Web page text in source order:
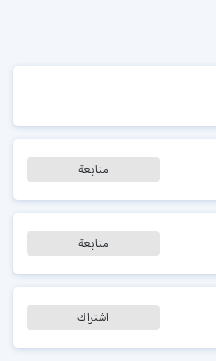
متابعة
متابعة
اشتراك